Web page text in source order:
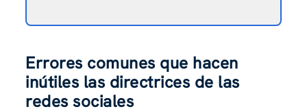
Errores comunes que hacen
inútiles las directrices de las
redes sociales